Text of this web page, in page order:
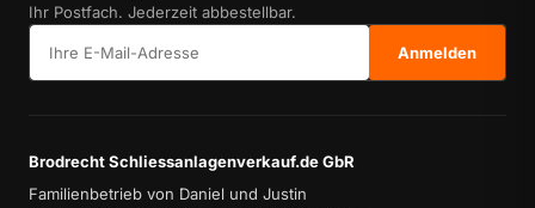
Ihr Postfach. Jederzeit abbestellbar.
Anmelden
Brodrecht Schliessanlagenverkauf.de GbR
Familienbetrieb von Daniel und Justin